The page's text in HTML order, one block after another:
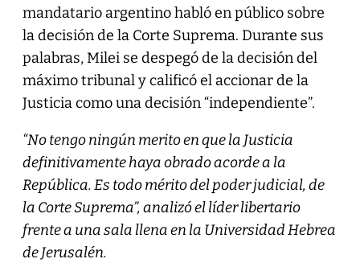
mandatario argentino habló en público sobre
la decisión de la Corte Suprema. Durante sus
palabras, Milei se despegó de la decisión del
máximo tribunal y calificó el accionar de la
Justicia como una decisión “independiente”.
“No tengo ningún merito en que la Justicia
definitivamente haya obrado acorde a la
República. Es todo mérito del poder judicial, de
la Corte Suprema”, analizó el líder libertario
frente a una sala llena en la Universidad Hebrea
de Jerusalén.